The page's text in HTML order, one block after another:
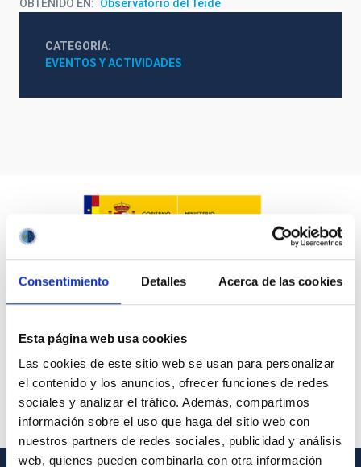
Consentimiento Detalles Acerca de las cookies
Esta página web usa cookies
Las cookies de este sitio web se usan para personalizar
el contenido y los anuncios, ofrecer funciones de redes
sociales y analizar el tráfico. Además, compartimos
información sobre el uso que haga del sitio web con
nuestros partners de redes sociales, publicidad y análisis
web, quienes pueden combinarla con otra información
OBTENIDO EN Observatorio del Teide
CATEGORÍA
EVENTOS Y ACTIVIDADES